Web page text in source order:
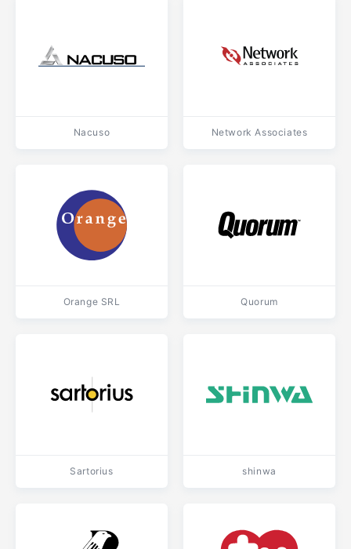
Nacuso Network Associates
Orange SRL Quorum
Sartorius shinwa